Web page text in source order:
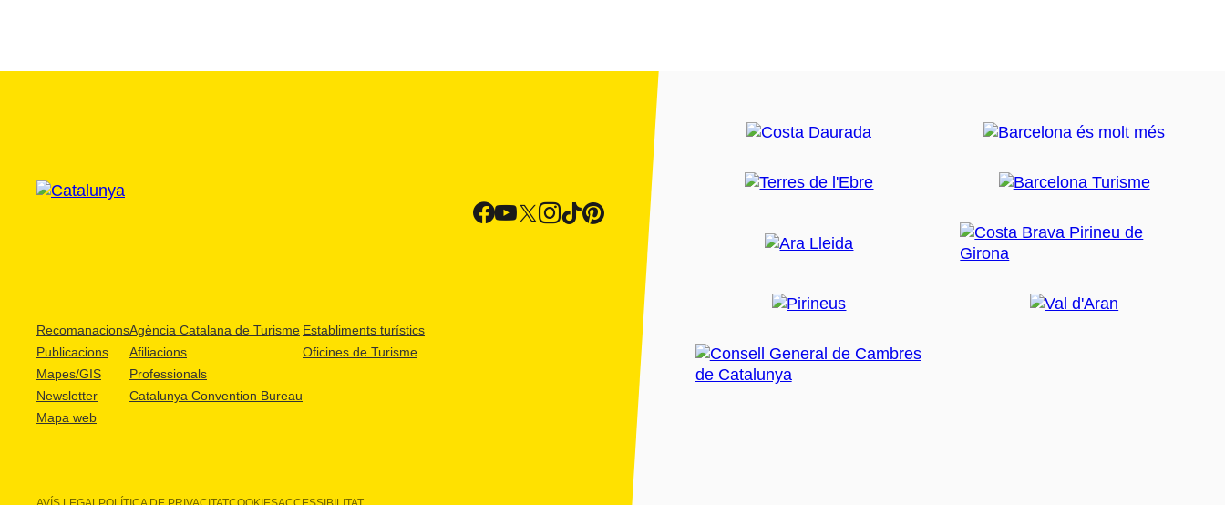
Recomanacions
Publicacions
Mapes/GIS
Newsletter
Mapa web
Agència Catalana de Turisme
Afiliacions
Professionals
Catalunya Convention Bureau
Establiments turístics
Oficines de Turisme